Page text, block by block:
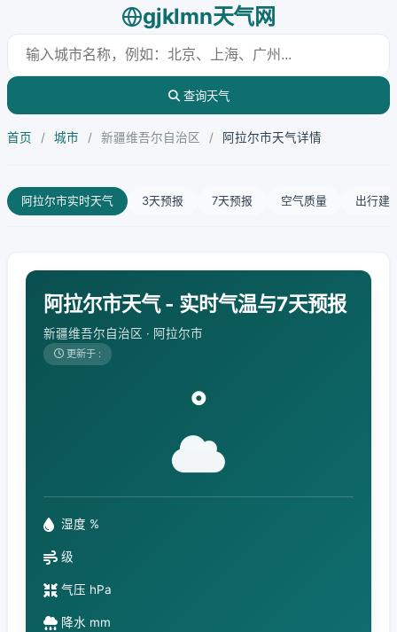
gjklmn天气网
查询天气
首页 / 城市 / 新疆维吾尔自治区 / 阿拉尔市天气详情
阿拉尔市实时天气 3天预报 7天预报 空气质量 出行建
阿拉尔市天气 - 实时气温与7天预报
新疆维吾尔自治区 · 阿拉尔市
更新于 :
°
湿度 %
级
气压 hPa
降水 mm